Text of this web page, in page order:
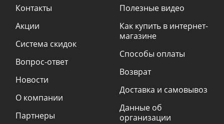
Контакты
Акции
Система скидок
Вопрос-ответ
Новости
О компании
Партнеры
Полезные видео
Как купить в интернет-
магазине
Способы оплаты
Возврат
Доставка и самовывоз
Данные об
организации